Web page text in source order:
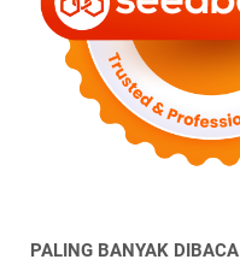
PALING BANYAK DIBACA